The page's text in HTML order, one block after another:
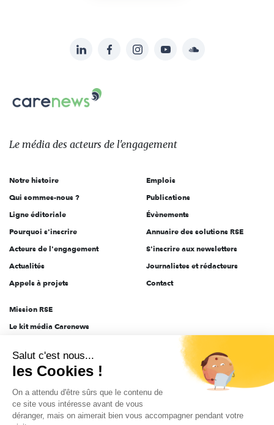
sur:
LinkedInFacebookInstagramYouTubeSoundcloud
Le
des
l'engagement
Le média des acteurs de l'engagement
Notre histoire
Qui sommes-nous ?
Ligne éditoriale
Pourquoi s'inscrire
Acteurs de l'engagement
Actualités
Appels à projets
Emplois
Publications
Évènements
Annuaire des solutions RSE
S'inscrire aux newsletters
Journalistes et rédacteurs
Contact
Mission RSE
Le kit média Carenews
AEF info
Novethic
PRODURABLE
Inclusiv Day
Salut c'est nous...
les Cookies !
On a attendu d'être sûrs que le contenu de
ce site vous intéresse avant de vous
déranger, mais on aimerait bien vous accompagner pendant votre